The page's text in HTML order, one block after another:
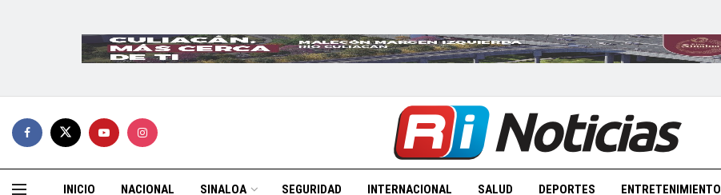
INICIO NACIONAL SINALOA SEGURIDAD INTERNACIONAL SALUD DEPORTES ENTRETENIMIENTO